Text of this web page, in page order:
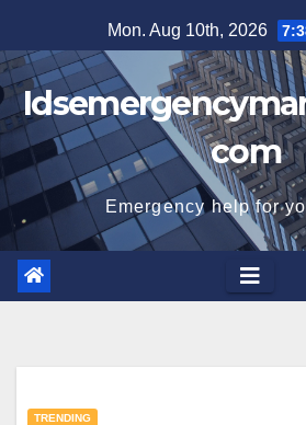
to
content
Mon. Aug 10th, 2026
com
Emergency help for
TRENDING